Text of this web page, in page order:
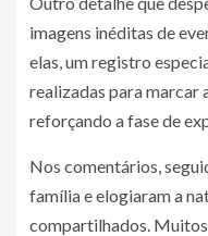
imagens inéditas de
elas, um registro
realizadas para marcar
reforçando a fase de
Nos comentários,
família e elogiaram a
compartilhados.